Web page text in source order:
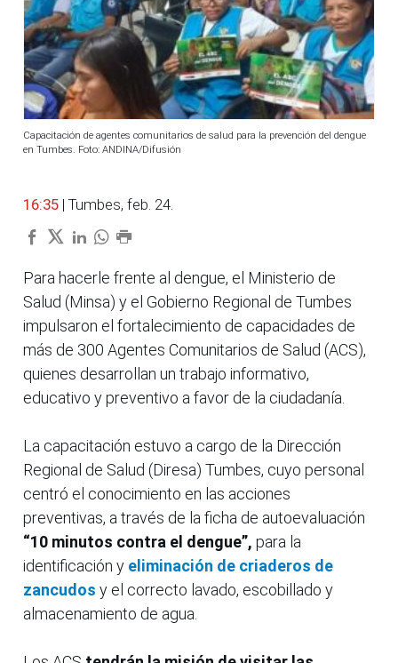
Capacitación de agentes comunitarios de salud para la prevención del dengue
en Tumbes. Foto: ANDINA/Difusión
16:35 | Tumbes, feb. 24.
Para hacerle frente al dengue, el Ministerio de
Salud (Minsa) y el Gobierno Regional de Tumbes
impulsaron el fortalecimiento de capacidades de
más de 300 Agentes Comunitarios de Salud (ACS),
quienes desarrollan un trabajo informativo,
educativo y preventivo a favor de la ciudadanía.
La capacitación estuvo a cargo de la Dirección
Regional de Salud (Diresa) Tumbes, cuyo personal
centró el conocimiento en las acciones
preventivas, a través de la ficha de autoevaluación
“10 minutos contra el dengue”, para la
identificación y eliminación de criaderos de
zancudos y el correcto lavado, escobillado y
almacenamiento de agua.